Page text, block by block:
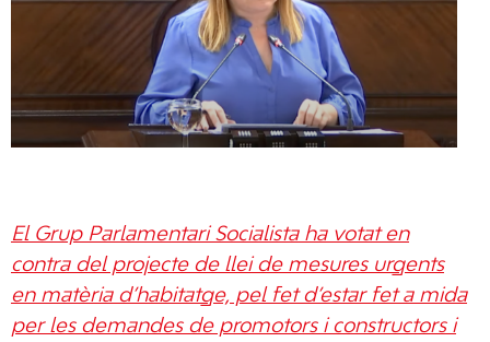
El Grup Parlamentari Socialista ha votat en
contra del projecte de llei de mesures urgents
en matèria d’habitatge, pel fet d’estar fet a mida
per les demandes de promotors i constructors i